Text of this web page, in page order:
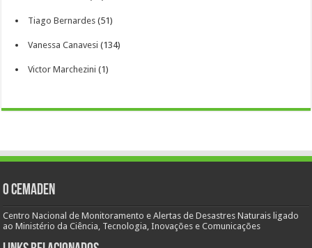
Tiago Bernardes (51)
Vanessa Canavesi (134)
Victor Marchezini (1)
O Cemaden
Centro Nacional de Monitoramento e Alertas de Desastres Naturais ligado
ao Ministério da Ciência, Tecnologia, Inovações e Comunicações